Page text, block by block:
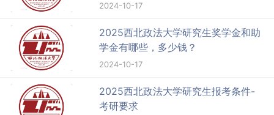
2024-10-17
2025西北政法大学研究生奖学金和助
学金有哪些，多少钱？
2024-10-17
2025西北政法大学研究生报考条件-
考研要求